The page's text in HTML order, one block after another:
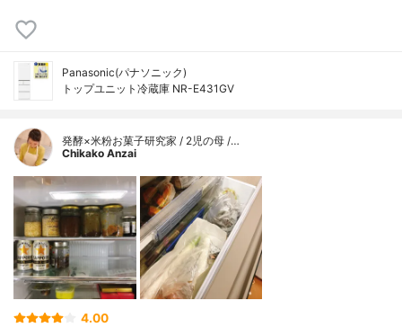
Panasonic(パナソニック)
トップユニット冷蔵庫 NR-E431GV
発酵×米粉お菓子研究家 / 2児の母 /…
Chikako Anzai
4.00